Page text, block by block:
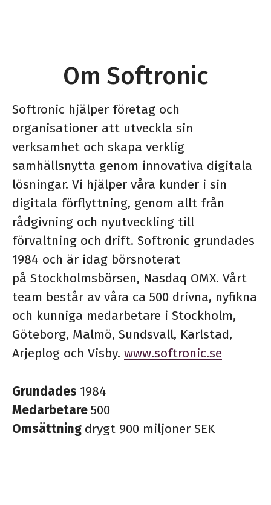
Om Softronic
Softronic hjälper företag och
organisationer att utveckla sin
verksamhet och skapa verklig
samhällsnytta genom innovativa digitala
lösningar. Vi hjälper våra kunder i sin
digitala förflyttning, genom allt från
rådgivning och nyutveckling till
förvaltning och drift. Softronic grundades
1984 och är idag börsnoterat
på Stockholmsbörsen, Nasdaq OMX. Vårt
team består av våra ca 500 drivna, nyfikna
och kunniga medarbetare i Stockholm,
Göteborg, Malmö, Sundsvall, Karlstad,
Arjeplog och Visby. www.softronic.se
Grundades 1984
Medarbetare500
Omsättning drygt 900 miljoner SEK